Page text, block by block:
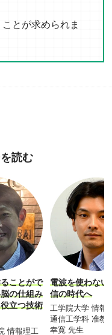
とが求められま
読む
ことがで
の仕組み
立つ技術
情報理工
電波を使わない
信の時代へ
工学院大学 情報
通信工学科 准
幸寛 先生